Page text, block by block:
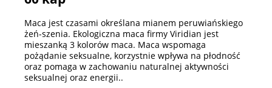
Maca jest czasami określana mianem peruwiańskiego
żeń-szenia. Ekologiczna maca firmy Viridian jest
mieszanką 3 kolorów maca. Maca wspomaga
pożądanie seksualne, korzystnie wpływa na płodność
oraz pomaga w zachowaniu naturalnej aktywności
seksualnej oraz energii..